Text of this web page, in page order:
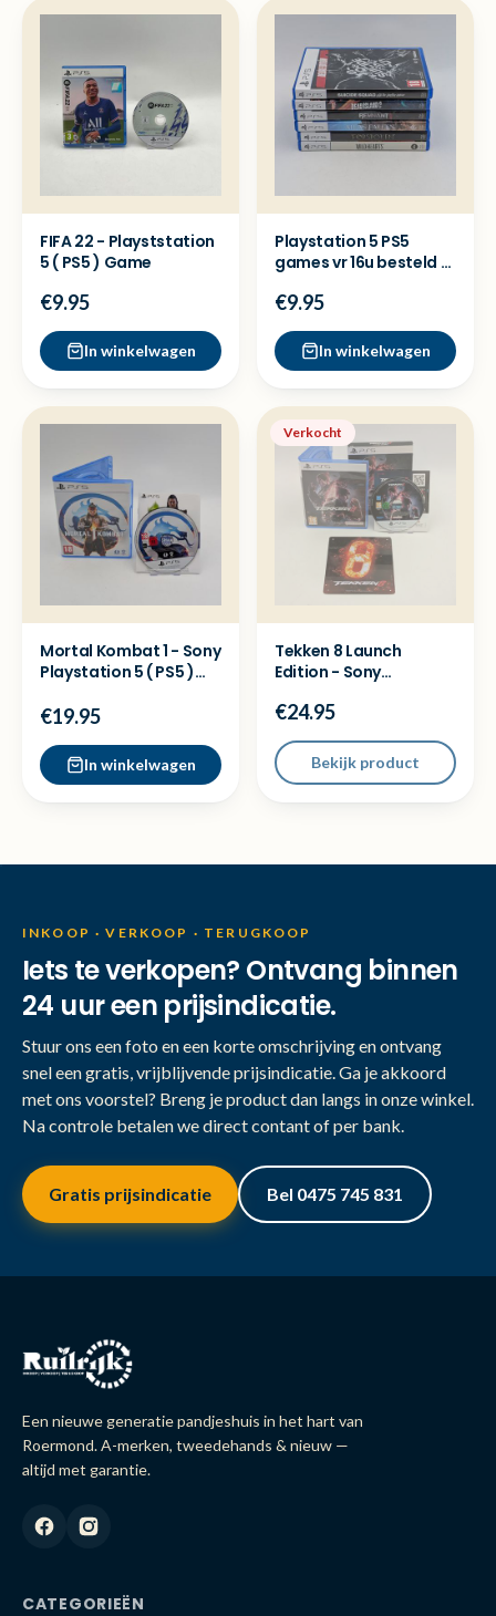
FIFA 22 - Playststation
5 ( PS5 ) Game
€9.95
In winkelwagen
Playstation 5 PS5
games vr 16u besteld =
€9.95
In winkelwagen
Mortal Kombat 1 - Sony
Playstation 5 ( PS5 )
€19.95
In winkelwagen
Verkocht
Tekken 8 Launch
Edition - Sony
Game
€24.95
Bekijk product
INKOOP · VERKOOP · TERUGKOOP
Iets te verkopen? Ontvang binnen
24 uur een prijsindicatie.
Stuur ons een foto en een korte omschrijving en ontvang
snel een gratis, vrijblijvende prijsindicatie. Ga je akkoord
met ons voorstel? Breng je product dan langs in onze winkel.
Na controle betalen we direct contant of per bank.
Gratis prijsindicatie Bel 0475 745 831
Een nieuwe generatie pandjeshuis in het hart van
Roermond. A-merken, tweedehands & nieuw —
altijd met garantie.
CATEGORIEËN